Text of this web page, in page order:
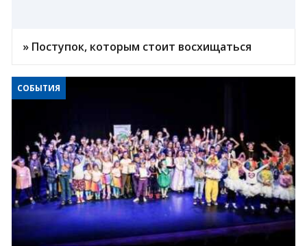
» Поступок, которым стоит восхищаться
СОБЫТИЯ